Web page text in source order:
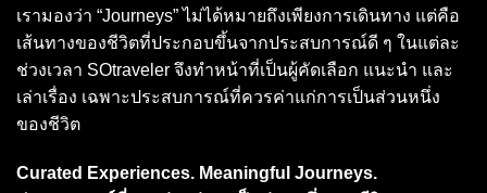
เรามองว่า “Journeys” ไม่ได้หมายถึงเพียงการเดินทาง แต่คือ
เส้นทางของชีวิตที่ประกอบขึ้นจากประสบการณ์ดี ๆ ในแต่ละ
ช่วงเวลา SOtraveler จึงทำหน้าที่เป็นผู้คัดเลือก แนะนำ และ
เล่าเรื่อง เฉพาะประสบการณ์ที่ควรค่าแก่การเป็นส่วนหนึ่ง
ของชีวิต
Curated Experiences. Meaningful Journeys.